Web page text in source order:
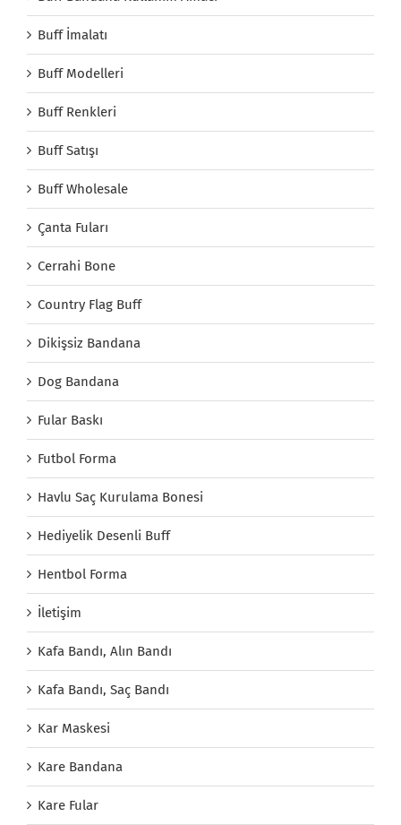
Buff İmalatı
Buff Modelleri
Buff Renkleri
Buff Satışı
Buff Wholesale
Çanta Fuları
Cerrahi Bone
Country Flag Buff
Dikişsiz Bandana
Dog Bandana
Fular Baskı
Futbol Forma
Havlu Saç Kurulama Bonesi
Hediyelik Desenli Buff
Hentbol Forma
İletişim
Kafa Bandı, Alın Bandı
Kafa Bandı, Saç Bandı
Kar Maskesi
Kare Bandana
Kare Fular